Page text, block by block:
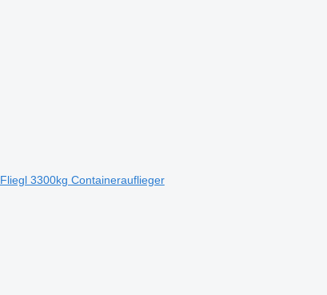
Fliegl 3300kg Containerauflieger